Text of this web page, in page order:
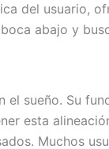
del usuario,
abajo y
sueño. Su
esta
Muchos